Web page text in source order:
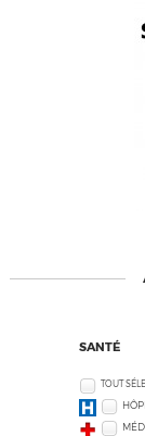
SANTÉ
TOUT